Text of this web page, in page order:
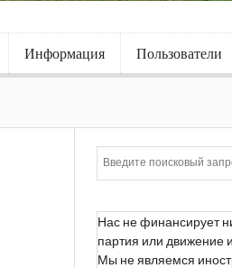
Информация Пользователи
Нас не финансирует
партия или движение
Мы не являемся